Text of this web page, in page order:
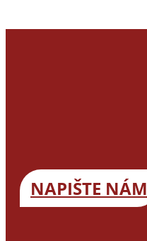
NAPIŠTE NÁM